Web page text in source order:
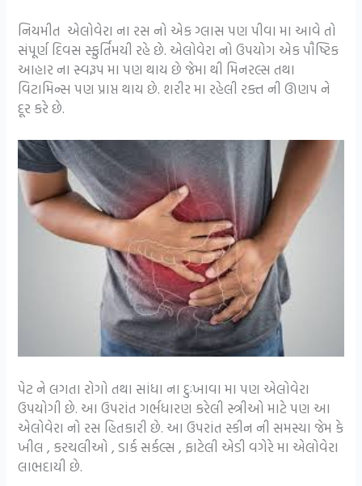
નિયમીત એલોવેરા ના રસ નો એક ગ્લાસ પણ પીવા મા આવે તો
સંપૂર્ણ દિવસ સ્ફુર્તિમયી રહે છે. એલોવેરા નો ઉપયોગ એક પૌષ્ટિક
આહાર ના સ્વરૂપ મા પણ થાય છે જેમા થી મિનરલ્સ તથા
વિટામિન્સ પણ પ્રાપ્ત થાય છે. શરીર મા રહેલી રક્ત ની ઊણપ ને
દૂર કરે છે.
પેટ ને લગતા રોગો તથા સાંધા ના દુઃખાવા મા પણ એલોવેરા
ઉપયોગી છે. આ ઉપરાંત ગર્ભધારણ કરેલી સ્ત્રીઓ માટે પણ આ
એલોવેરા નો રસ હિતકારી છે. આ ઉપરાંત સ્કીન ની સમસ્યા જેમ કે
ખીલ , કરચલીઓ , ડાર્ક સર્કલ્સ , ફાટેલી એડી વગેરે મા એલોવેરા
લાભદાયી છે.